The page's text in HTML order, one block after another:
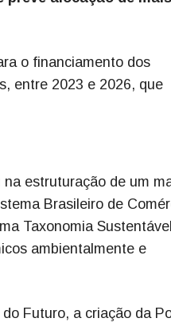
o financiamento dos
entre 2023 e 2026, que
estruturação de um
Brasileiro de
Taxonomia Sustentável
ambientalmente e
Futuro, a criação da